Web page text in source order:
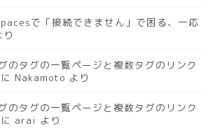
で「接続できません」で困る、一応
り
タグの一覧ページと複数タグのリンク
に Nakamoto より
タグの一覧ページと複数タグのリンク
に arai より